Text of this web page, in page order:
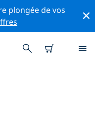
plongée de vos